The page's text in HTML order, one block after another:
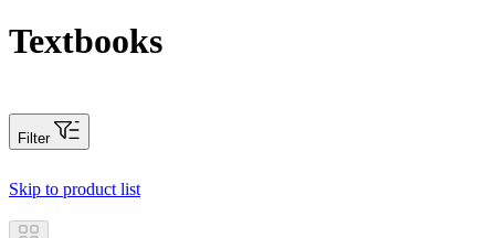
Textbooks
Filter
Skip to product list